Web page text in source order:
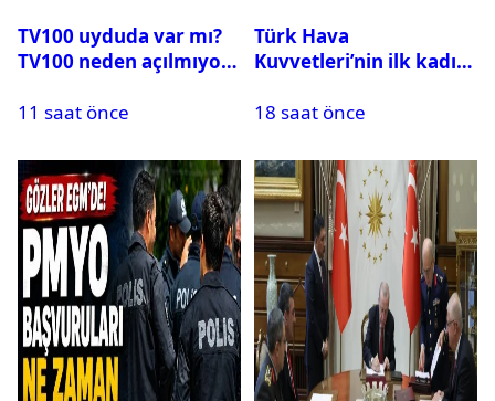
TV100 uyduda var mı?
TV100 neden açılmıyor?
11 saat önce
Türk Hava
Kuvvetleri’nin ilk kadın
Karapınar hakkında
ortaya çıktı
18 saat önce